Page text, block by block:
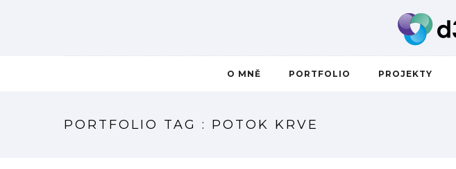
O MNĚ PORTFOLIO PROJEKTY
PORTFOLIO TAG : POTOK KRVE